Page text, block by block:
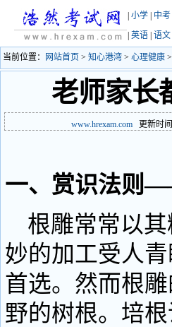
小学 中考
英语 语文
当前位置： 网站首页 > 知心港湾 > 心理健康
老师家长
www.hrexam.com 更新时间
一、赏识法则
根雕常常以其
妙的加工受人
首选。然而根
野的树根。培